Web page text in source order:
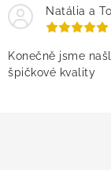
Natália a
Konečně jsme
špičkové kvality